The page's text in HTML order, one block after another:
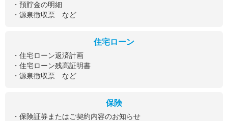
・預貯金の明細
・源泉徴収票 など
住宅ローン
・住宅ローン返済計画
・住宅ローン残高証明書
・源泉徴収票 など
保険
・保険証券またはご契約内容のお知らせ